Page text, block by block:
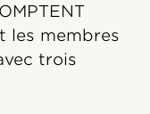
les membres
trois